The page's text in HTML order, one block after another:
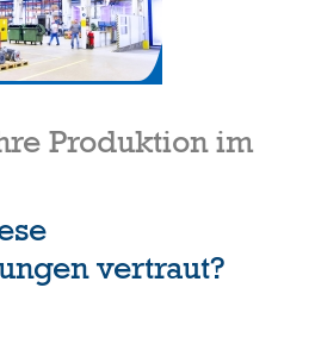
Produktion im
vertraut?